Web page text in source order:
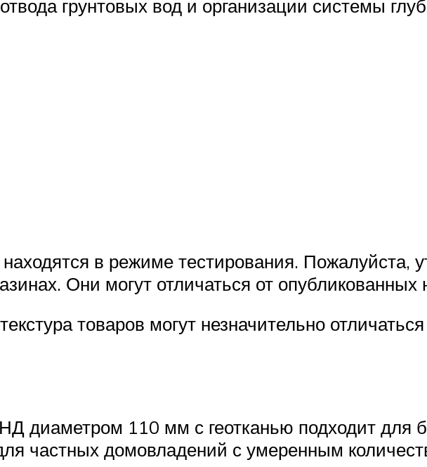
грунтовых вод и организации системы
в режиме тестирования. Пожалуйста,
Они могут отличаться от опубликованных
товаров могут незначительно
диаметром 110 мм с геотканью подходит для
частных домовладений с умеренным